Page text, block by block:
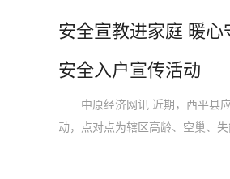
安全宣教进家庭 暖
安全入户宣传活动
中原经济网讯 近期，西平县应
动，点对点为辖区高龄、空巢、